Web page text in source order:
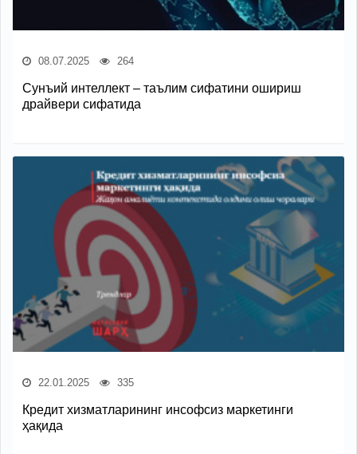
08.07.2025 264
Сунъий интеллект – таълим сифатини ошириш
драйвери сифатида
22.01.2025 335
Кредит хизматларининг инсофсиз маркетинги
ҳақида